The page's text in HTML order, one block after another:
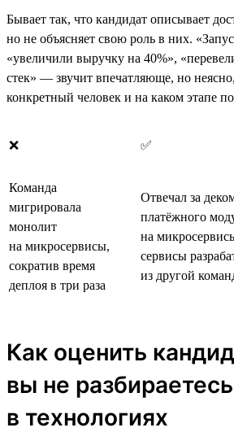
Бывает так, что кандидат описывает
но не объясняет свою роль в них.
«увеличили выручку на 40%»,
стек» — звучит впечатляюще, но
конкретный человек и на каком этапе
❌ ✅
Команда
мигрировала
монолит
на микросервисы,
сократив время
деплоя в три раза
Отвечал за
платёжного
на
сервисы
из другой
Как оценить
вы не разбираетесь
в технологиях